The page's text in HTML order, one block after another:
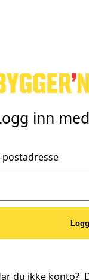
inn
postadresse
du ikke konto?